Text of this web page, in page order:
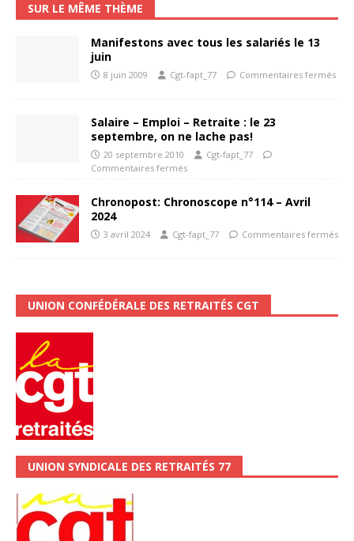
SUR LE MÊME THÈME
Manifestons avec tous les salariés le 13
juin
8 juin 2009 Cgt-fapt_77 Commentaires fermés
Salaire – Emploi – Retraite : le 23
septembre, on ne lache pas!
20 septembre 2010
Cgt-fapt_77
Commentaires fermés
Chronopost: Chronoscope n°114 – Avril
2024
3 avril 2024 Cgt-fapt_77 Commentaires fermés
UNION CONFÉDÉRALE DES RETRAITÉS CGT
UNION SYNDICALE DES RETRAITÉS 77